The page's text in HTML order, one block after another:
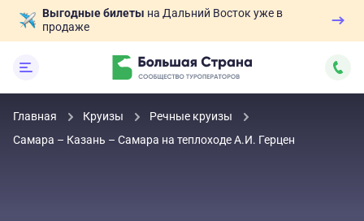
Выгодные билеты на Дальний Восток уже в
продаже
Главная Круизы
Речные круизы
Самара – Казань – Самара на теплоходе А.И. Герцен